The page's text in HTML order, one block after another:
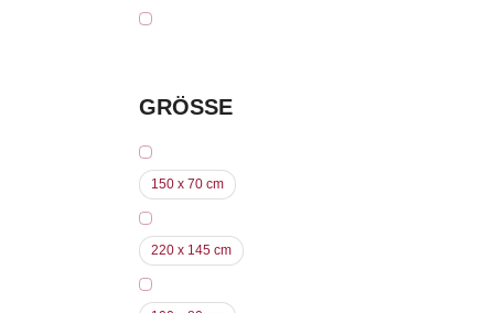
GRÖSSE
150 x 70 cm
220 x 145 cm